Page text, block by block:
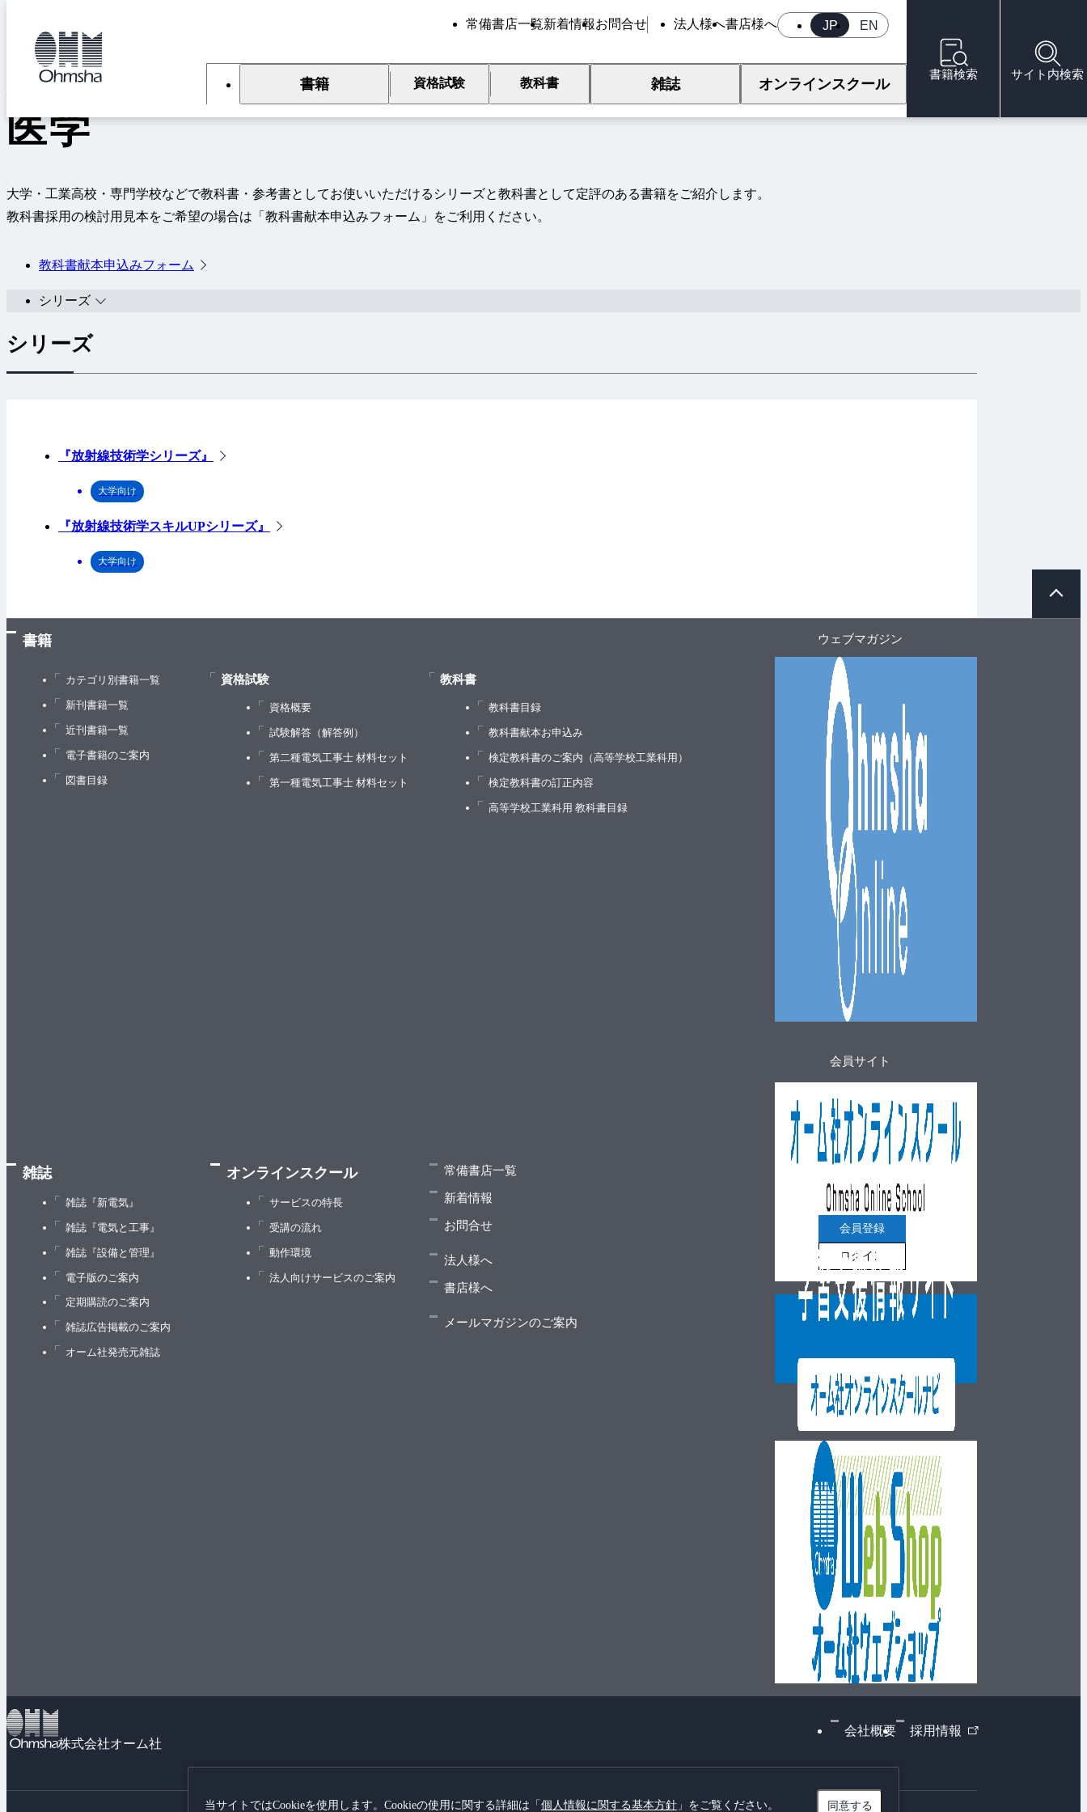
当サイトではCookieを使用します。Cookieの使用に関する詳細は「 個人情報に関する基本方針 」をご覧ください。 同意する
JP EN
常備書店一覧新着情報お問合せ 法人様へ書店様へ
書籍 資格試験 教科書 雑誌 オンラインスクール
書籍検索 サイト内検索
大学・工業高校・専門学校向けおすすめ書籍
医学
大学・工業高校・専門学校などで教科書・参考書としてお使いいただけるシリーズと教科書として定評のある書籍をご紹介します。
教科書採用の検討用見本をご希望の場合は「教科書献本申込みフォーム」をご利用ください。
教科書献本申込みフォーム
シリーズ
シリーズ
『放射線技術学シリーズ』
大学向け
『放射線技術学スキルUPシリーズ』
大学向け
書籍
カテゴリ別書籍一覧
新刊書籍一覧
近刊書籍一覧
電子書籍のご案内
図書目録
資格試験
資格概要
試験解答（解答例）
第二種電気工事士 材料セット
第一種電気工事士 材料セット
教科書
教科書目録
教科書献本お申込み
検定教科書のご案内（高等学校工業科用）
検定教科書の訂正内容
高等学校工業科用 教科書目録
雑誌
雑誌『新電気』
雑誌『電気と工事』
雑誌『設備と管理』
電子版のご案内
定期購読のご案内
雑誌広告掲載のご案内
オーム社発売元雑誌
オンラインスクール
サービスの特長
受講の流れ
動作環境
法人向けサービスのご案内
常備書店一覧
新着情報
お問合せ
法人様へ
書店様へ
メールマガジンのご案内
ウェブマガジン
会員サイト
会員登録
ログイン
株式会社オーム社
会社概要 採用情報
外